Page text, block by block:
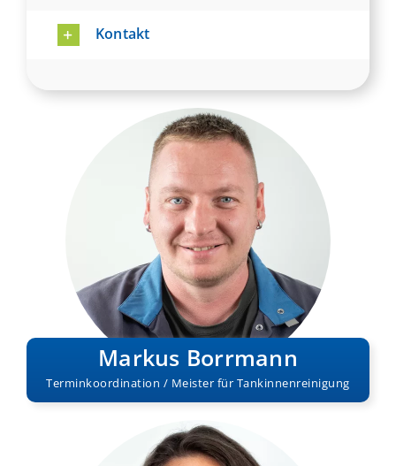
Kontakt
Markus Borrmann
Terminkoordination / Meister für Tankinnenreinigung